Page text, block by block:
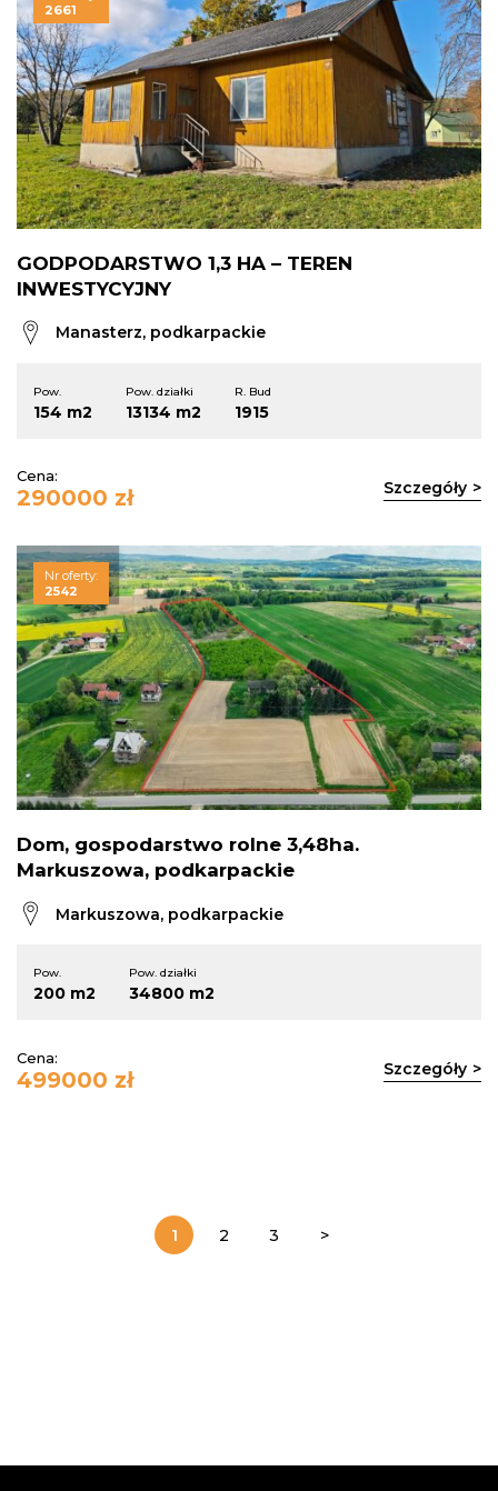
2661
GODPODARSTWO 1,3 HA – TEREN
INWESTYCYJNY
Manasterz, podkarpackie
Pow.
154 m2
Pow. działki
13134 m2
R. Bud
1915
Cena:
290000 zł Szczegóły
Nr oferty:
2542
Dom, gospodarstwo rolne 3,48ha.
Markuszowa, podkarpackie
Markuszowa, podkarpackie
Pow.
200 m2
Pow. działki
34800 m2
Cena:
499000 zł Szczegóły
1 2 3 >